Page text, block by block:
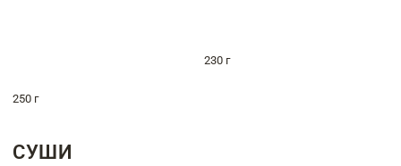
230 г
250 г
СУШИ